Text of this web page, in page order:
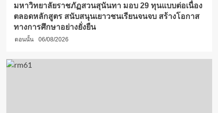
มหาวิทยาลัยราชภัฏสวนสุนันทา มอบ 29 ทุนแบบต่อเนื่อง
ตลอดหลักสูตร สนับสนุนเยาวชนเรียนจนจบ สร้างโอกาส
ทางการศึกษาอย่างยั่งยืน
ตอนนั้น 06/08/2026